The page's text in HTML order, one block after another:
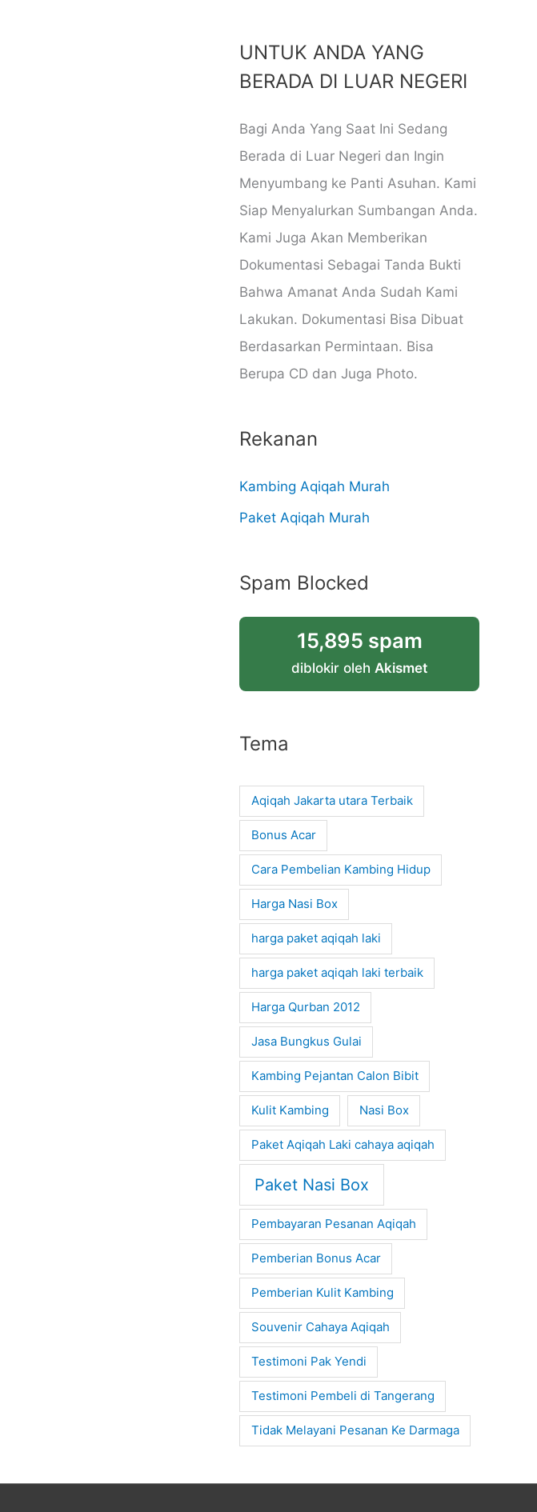
UNTUK ANDA YANG
BERADA DI LUAR NEGERI
Bagi Anda Yang Saat Ini Sedang
Berada di Luar Negeri dan Ingin
Menyumbang ke Panti Asuhan. Kami
Siap Menyalurkan Sumbangan Anda.
Kami Juga Akan Memberikan
Dokumentasi Sebagai Tanda Bukti
Bahwa Amanat Anda Sudah Kami
Lakukan. Dokumentasi Bisa Dibuat
Berdasarkan Permintaan. Bisa
Berupa CD dan Juga Photo.
Rekanan
Kambing Aqiqah Murah
Paket Aqiqah Murah
Spam Blocked
15,895 spam
diblokir oleh Akismet
Tema
Aqiqah Jakarta utara Terbaik
Bonus Acar
Cara Pembelian Kambing Hidup
Harga Nasi Box
harga paket aqiqah laki
harga paket aqiqah laki terbaik
Harga Qurban 2012
Jasa Bungkus Gulai
Kambing Pejantan Calon Bibit
Kulit Kambing Nasi Box
Paket Aqiqah Laki cahaya aqiqah
Paket Nasi Box
Pembayaran Pesanan Aqiqah
Pemberian Bonus Acar
Pemberian Kulit Kambing
Souvenir Cahaya Aqiqah
Testimoni Pak Yendi
Testimoni Pembeli di Tangerang
Tidak Melayani Pesanan Ke Darmaga